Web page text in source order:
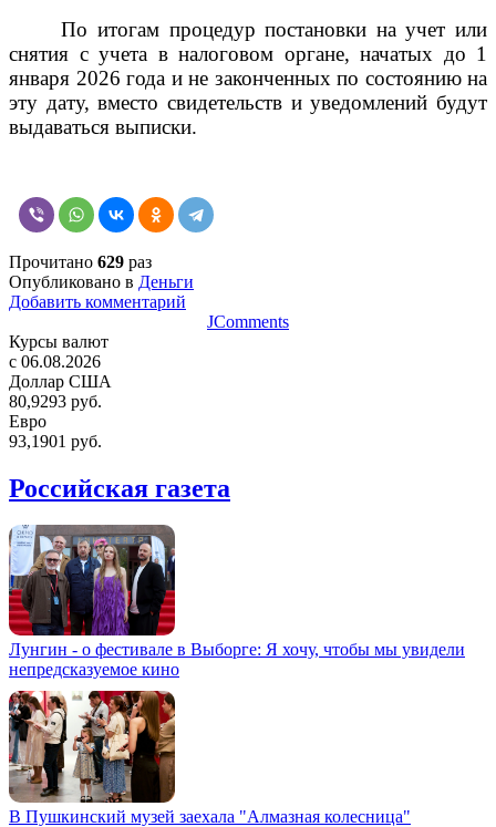
По итогам процедур постановки на учет или
снятия с учета в налоговом органе, начатых до 1
января 2026 года и не законченных по состоянию на
эту дату, вместо свидетельств и уведомлений будут
выдаваться выписки.
Прочитано 629 раз
Опубликовано в Деньги
Добавить комментарий
JComments
Курсы валют
c 06.08.2026
Доллар США
80,9293 руб.
Евро
93,1901 руб.
Российская газета
Лунгин - о фестивале в Выборге: Я хочу, чтобы мы увидели
непредсказуемое кино
В Пушкинский музей заехала "Алмазная колесница"